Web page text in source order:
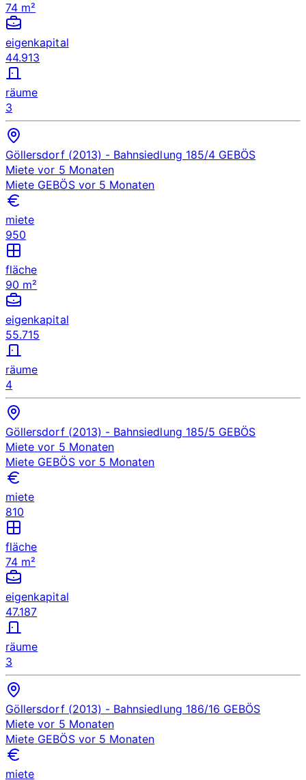
74 m²
eigenkapital
44.913
räume
3
Göllersdorf (2013) - Bahnsiedlung 185/4 GEBÖS
Miete vor 5 Monaten
Miete GEBÖS vor 5 Monaten
miete
950
fläche
90 m²
eigenkapital
55.715
räume
4
Göllersdorf (2013) - Bahnsiedlung 185/5 GEBÖS
Miete vor 5 Monaten
Miete GEBÖS vor 5 Monaten
miete
810
fläche
74 m²
eigenkapital
47.187
räume
3
Göllersdorf (2013) - Bahnsiedlung 186/16 GEBÖS
Miete vor 5 Monaten
Miete GEBÖS vor 5 Monaten
miete